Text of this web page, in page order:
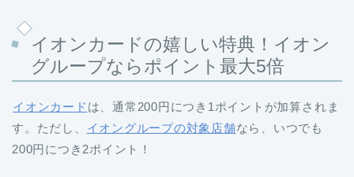
イオンカードの嬉しい特典！イオン
グループならポイント最大5倍
イオンカード は、通常200円につき1ポイントが加算されま
す。ただし、 イオングループの対象店舗なら、いつでも
200円につき2ポイント！